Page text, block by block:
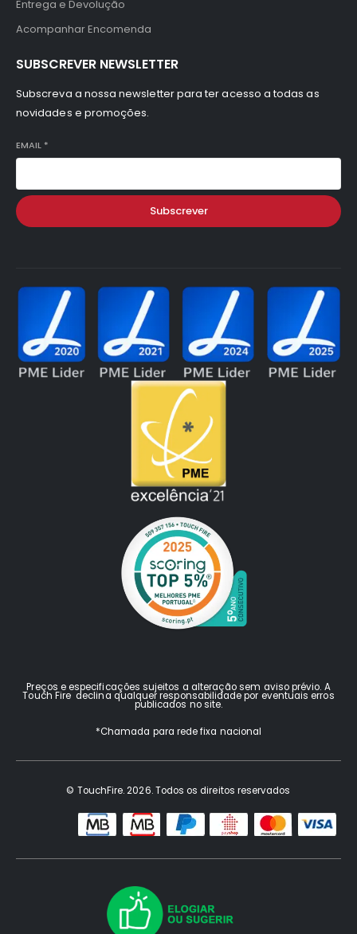
Entrega e Devolução
Acompanhar Encomenda
SUBSCREVER NEWSLETTER
Subscreva a nossa newsletter para ter acesso a todas as
novidades e promoções.
EMAIL *
Subscrever
Preços e especificações sujeitos a alteração sem aviso prévio. A
Touch Fire declina qualquer responsabilidade por eventuais erros
publicados no site.
*Chamada para rede fixa nacional
© TouchFire. 2026. Todos os direitos reservados